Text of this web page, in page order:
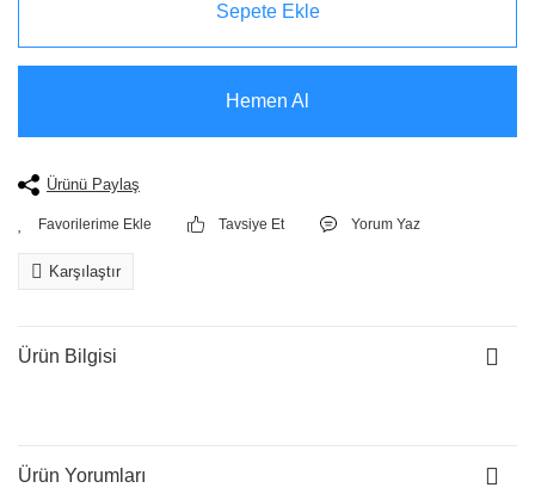
Sepete Ekle
Hemen Al
Ürünü Paylaş
Tavsiye Et Yorum Yaz
Karşılaştır
Ürün Bilgisi
Ürün Yorumları